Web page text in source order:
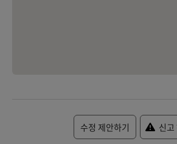
수정 제안하기 신고